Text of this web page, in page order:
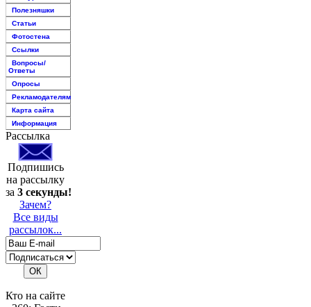
Полезняшки
Статьи
Фотостена
Ссылки
Вопросы/
Ответы
Опросы
Рекламодателям
Карта сайта
Информация
Рассылка
Подпишись
на рассылку
за 3 секунды!
Зачем?
Все виды
рассылок...
Кто на сайте